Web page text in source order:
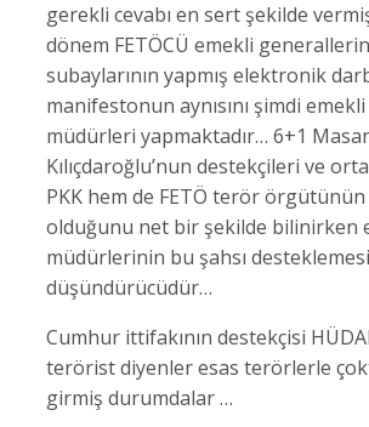
gerekli cevabı en sert şekilde
dönem FETÖCÜ emekli
subaylarının yapmış elektronik
manifestonun aynısını şimdi
müdürleri yapmaktadır… 6+1
Kılıçdaroğlu’nun destekçileri ve
PKK hem de FETÖ terör
olduğunu net bir şekilde bilinirken
müdürlerinin bu şahsı desteklemesi
düşündürücüdür…
Cumhur ittifakının destekçisi
terörist diyenler esas terörlerle
girmiş durumdalar …